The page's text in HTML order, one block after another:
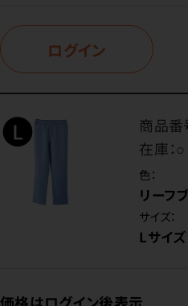
ログイン
商品番
在庫：○
色：
リーフ
サイズ：
Lサイズ
価格はログイン後表示